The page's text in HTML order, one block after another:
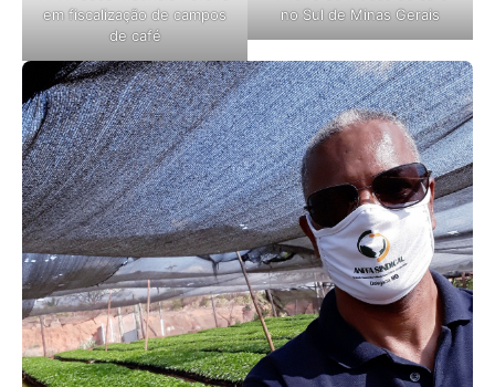
em fiscalização de campos
de café
no Sul de Minas Gerais